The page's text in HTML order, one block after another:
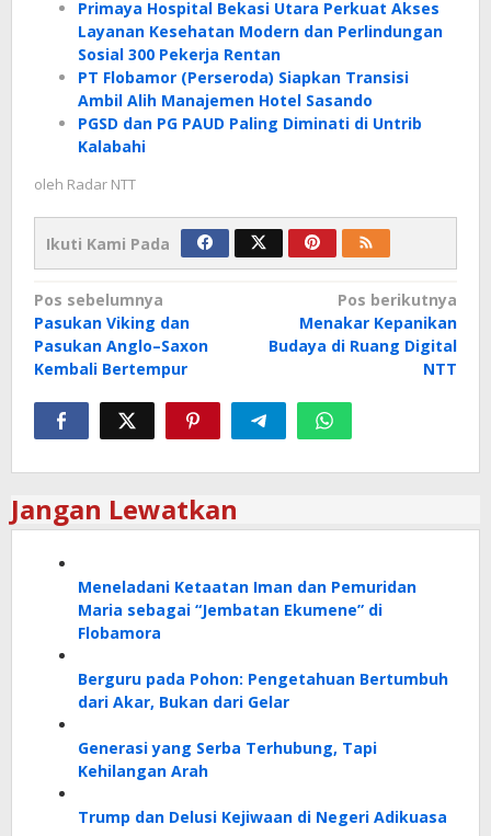
Primaya Hospital Bekasi Utara Perkuat Akses
Layanan Kesehatan Modern dan Perlindungan
Sosial 300 Pekerja Rentan
PT Flobamor (Perseroda) Siapkan Transisi
Ambil Alih Manajemen Hotel Sasando
PGSD dan PG PAUD Paling Diminati di Untrib
Kalabahi
oleh Radar NTT
Ikuti Kami Pada
Navigasi
pos
Pos sebelumnya
Pasukan Viking dan
Pasukan Anglo–Saxon
Kembali Bertempur
Pos berikutnya
Menakar Kepanikan
Budaya di Ruang Digital
NTT
Jangan Lewatkan
Meneladani Ketaatan Iman dan Pemuridan
Maria sebagai “Jembatan Ekumene” di
Flobamora
Berguru pada Pohon: Pengetahuan Bertumbuh
dari Akar, Bukan dari Gelar
Generasi yang Serba Terhubung, Tapi
Kehilangan Arah
Trump dan Delusi Kejiwaan di Negeri Adikuasa